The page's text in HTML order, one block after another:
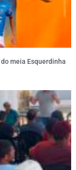
meia Esquerdinha